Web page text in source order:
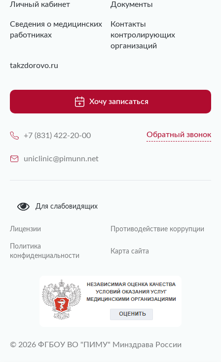
Личный кабинет Документы
Сведения о медицинских
работниках
Контакты
контролирующих
организаций
takzdorovo.ru
Хочу записаться
+7 (831) 422-20-00 Обратный звонок
uniclinic@pimunn.net
Для слабовидящих
Лицензии Противодействие коррупции
Политика
конфиденциальности
Карта сайта
© 2026 ФГБОУ ВО "ПИМУ" Минздрава России